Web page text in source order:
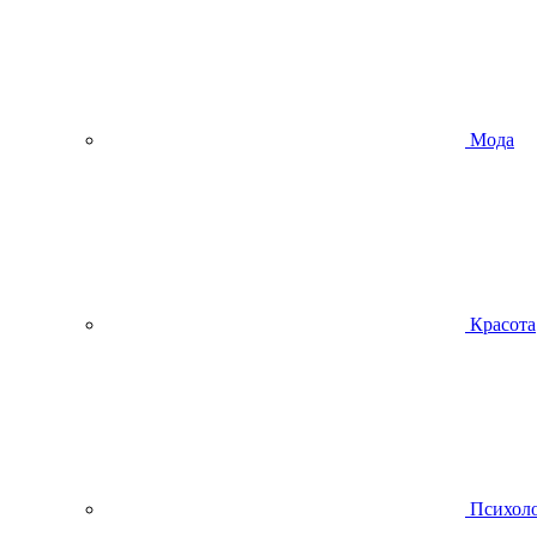
Мода
Красота